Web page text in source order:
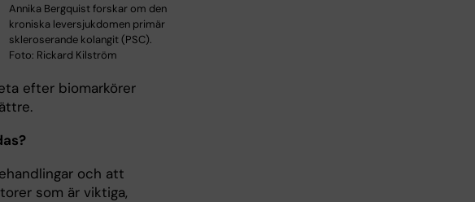
Annika Bergquist forskar om den
kroniska leversjukdomen primär
skleroserande kolangit (PSC).
Foto: Rickard Kilström
efter biomarkörer
och att
som är viktiga,